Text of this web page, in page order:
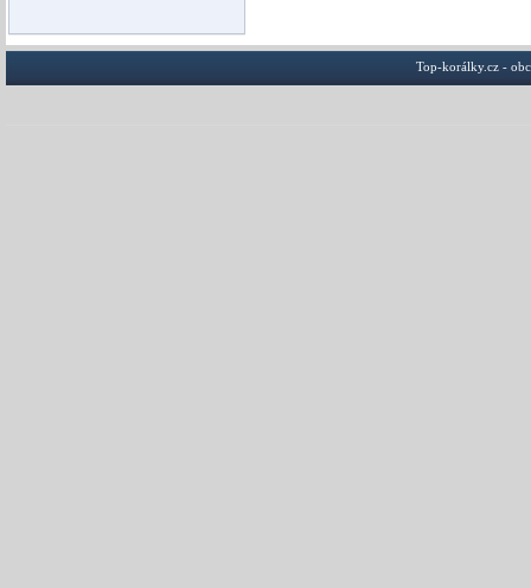
Top-korálky.cz -